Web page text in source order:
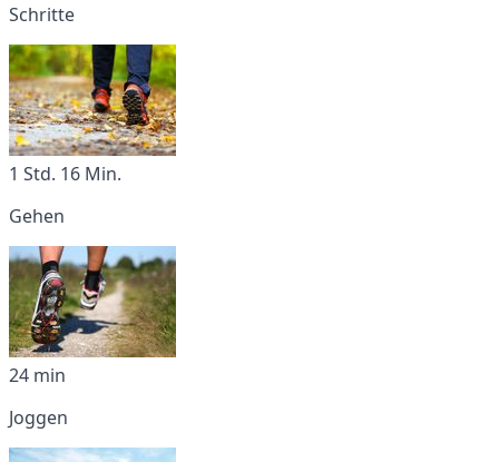
Schritte
1 Std. 16 Min.
Gehen
24 min
Joggen